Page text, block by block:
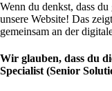
Wenn du denkst, dass
unsere Website! Das
gemeinsam an der
Wir glauben, dass du
Specialist (Senior